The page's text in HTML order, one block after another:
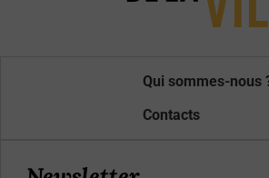
Qui sommes-nous
Contacts